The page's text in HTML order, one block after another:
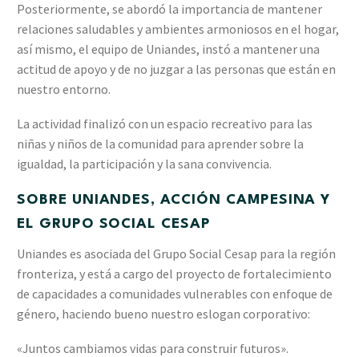
Posteriormente, se abordó la importancia de mantener
relaciones saludables y ambientes armoniosos en el hogar,
así mismo, el equipo de Uniandes, instó a mantener una
actitud de apoyo y de no juzgar a las personas que están en
nuestro entorno.
La actividad finalizó con un espacio recreativo para las
niñas y niños de la comunidad para aprender sobre la
igualdad, la participación y la sana convivencia.
SOBRE UNIANDES, ACCIÓN CAMPESINA Y
EL GRUPO SOCIAL CESAP
Uniandes es asociada del Grupo Social Cesap para la región
fronteriza, y está a cargo del proyecto de fortalecimiento
de capacidades a comunidades vulnerables con enfoque de
género, haciendo bueno nuestro eslogan corporativo:
«Juntos cambiamos vidas para construir futuros».